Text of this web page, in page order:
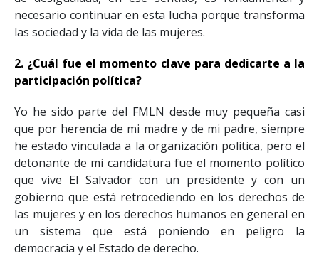
necesario continuar en esta lucha porque transforma
las sociedad y la vida de las mujeres.
2. ¿Cuál fue el momento clave para dedicarte a la
participación política?
Yo he sido parte del FMLN desde muy pequeña casi
que por herencia de mi madre y de mi padre, siempre
he estado vinculada a la organización política, pero el
detonante de mi candidatura fue el momento político
que vive El Salvador con un presidente y con un
gobierno que está retrocediendo en los derechos de
las mujeres y en los derechos humanos en general en
un sistema que está poniendo en peligro la
democracia y el Estado de derecho.